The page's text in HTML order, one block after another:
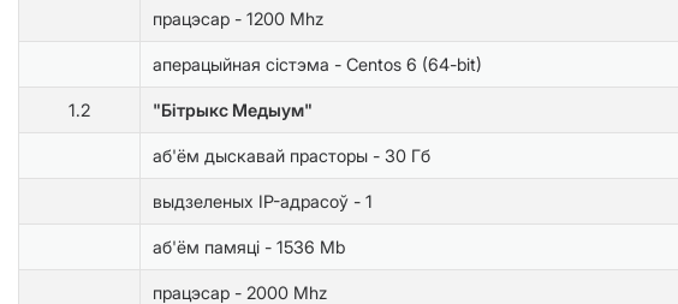
працэсар - 1200 Mhz
аперацыйная сістэма - Centos 6 (64-bit)
1.2 "Бітрыкс Медыум"
аб'ём дыскавай прасторы - 30 Гб
выдзеленых IP-адрасоў - 1
аб'ём памяці - 1536 Mb
працэсар - 2000 Mhz